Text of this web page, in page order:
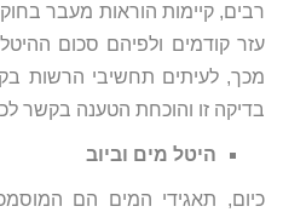
רבים, קיימות הוראות מעבר
עזר קודמים ולפיהם סכום
מכך, לעיתים תחשיבי הרשות
בדיקה זו והוכחת הטענה בקשר
היטל מים וביוב
כיום, תאגידי המים הם